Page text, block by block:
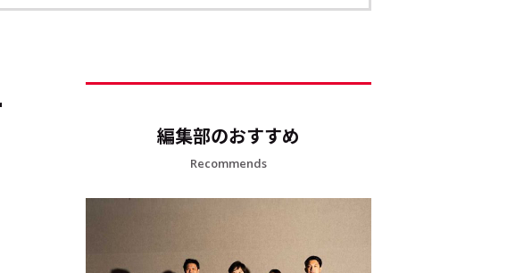
編集部のおすすめ
Recommends